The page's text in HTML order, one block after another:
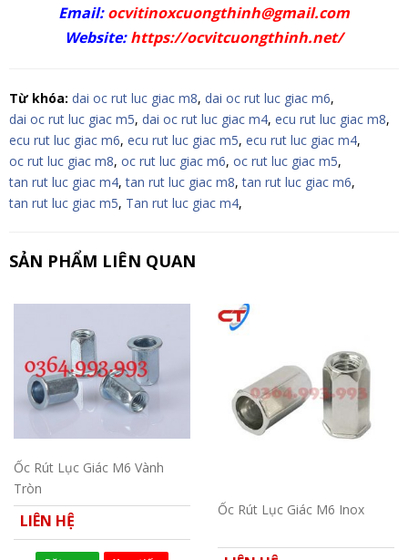
Email:ocvitinoxcuongthinh@gmail.com
Website: https://ocvitcuongthinh.net/
Từ khóa: dai oc rut luc giac m8, dai oc rut luc giac m6,
dai oc rut luc giac m5, dai oc rut luc giac m4, ecu rut luc giac m8,
ecu rut luc giac m6, ecu rut luc giac m5, ecu rut luc giac m4,
oc rut luc giac m8, oc rut luc giac m6, oc rut luc giac m5,
tan rut luc giac m4, tan rut luc giac m8, tan rut luc giac m6,
tan rut luc giac m5, Tan rut luc giac m4,
SẢN PHẨM LIÊN QUAN
Ốc Rút Lục Giác M6 Vành
Tròn
LIÊN HỆ
Ốc Rút Lục Giác M6 Inox